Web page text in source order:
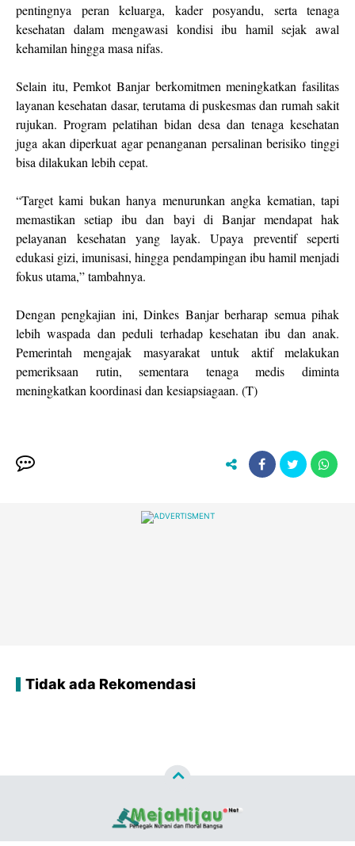
pentingnya peran keluarga, kader posyandu, serta tenaga
kesehatan dalam mengawasi kondisi ibu hamil sejak awal
kehamilan hingga masa nifas.
Selain itu, Pemkot Banjar berkomitmen meningkatkan fasilitas
layanan kesehatan dasar, terutama di puskesmas dan rumah sakit
rujukan. Program pelatihan bidan desa dan tenaga kesehatan
juga akan diperkuat agar penanganan persalinan berisiko tinggi
bisa dilakukan lebih cepat.
“Target kami bukan hanya menurunkan angka kematian, tapi
memastikan setiap ibu dan bayi di Banjar mendapat hak
pelayanan kesehatan yang layak. Upaya preventif seperti
edukasi gizi, imunisasi, hingga pendampingan ibu hamil menjadi
fokus utama,” tambahnya.
Dengan pengkajian ini, Dinkes Banjar berharap semua pihak
lebih waspada dan peduli terhadap kesehatan ibu dan anak.
Pemerintah mengajak masyarakat untuk aktif melakukan
pemeriksaan rutin, sementara tenaga medis diminta
meningkatkan koordinasi dan kesiapsiagaan. (T)
Tidak ada Rekomendasi